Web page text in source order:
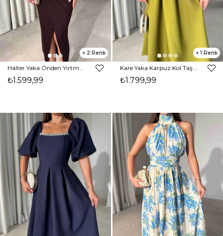
2
₺1.599,99
1
₺1.799,99